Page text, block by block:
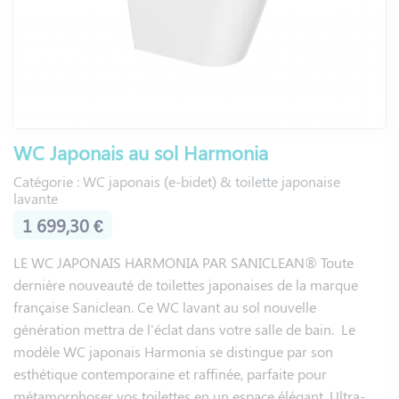
Un wc suspendu peut être adapté en hauteur. Vous réglerez
la hauteur qui vous convient à l’aide du batichasse. Les
personnes à mobilité réduite (PMR) pourront avoir une
pour les personnes à mobilité réduite. Différentes tailles
existent pour s’adapter à vos besoins.
Il convient ensuite de décider comment vous souhaitez
commande latérale fixée sur le siège ou bien une
télécommande déportée, que vous pourrez accrocher au
mur sur son support mural (fourni).
Puis il faudra se décider sur les fonctions qui vous
paraissent importantes : température de l’eau réglable,
séchage à air chaud, siège chauffant, chasse d’eau
WC Japonais au sol Harmonia
Catégorie : WC japonais (e-bidet) & toilette japonaise
lavante
1 699,30 €
LE WC JAPONAIS HARMONIA PAR SANICLEAN® Toute
dernière nouveauté de toilettes japonaises de la marque
française Saniclean. Ce WC lavant au sol nouvelle
génération mettra de l'éclat dans votre salle de bain. Le
modèle WC japonais Harmonia se distingue par son
esthétique contemporaine et raffinée, parfaite pour